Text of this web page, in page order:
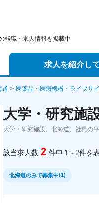
転職・求人情報を掲載中
求人を紹介し
エージェントサービス
スカウトサービス
道 医薬品・医療機器・ライフサ
大学・研究施
大学・研究施設、北海道、社員の
該当求人数 2 件中 1～2件を
北海道のみで募集中(1)